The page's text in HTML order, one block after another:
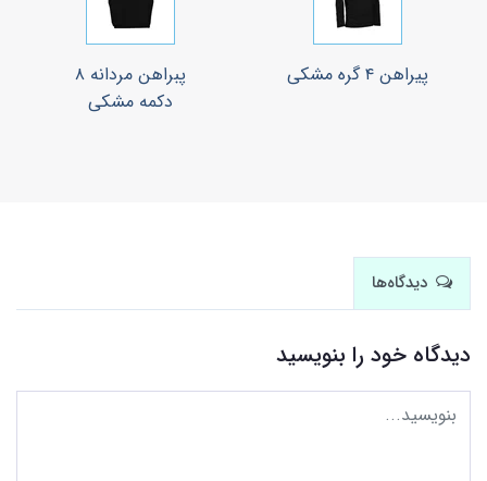
پیراهن ۴ گره مشکی
پبراهن مردانه ۸
دکمه مشکی
دیدگاه‌ها
دیدگاه خود را بنویسید